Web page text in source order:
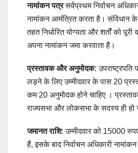
नामांकन पत्रसर्वप्रथम निर्वाचन
नामांकन आमंत्रित करता है। संविधान
तहत निर्धारित योग्यता और शर्तों को पूरी
अपना नामांकन जमा करवाता है।
प्रस्तावक और अनुमोदक: उपराष्ट्रपति
लड़ने के लिए उम्मीदवार के पास 20
कम 20 अनुमोदक होने चाहिए ।
राज्यसभा और लोकसभा के सदस्य ही
जमानत राशि: उम्मीदवार को 15000
हैं, इसके बाद निर्वाचन अधिकारी